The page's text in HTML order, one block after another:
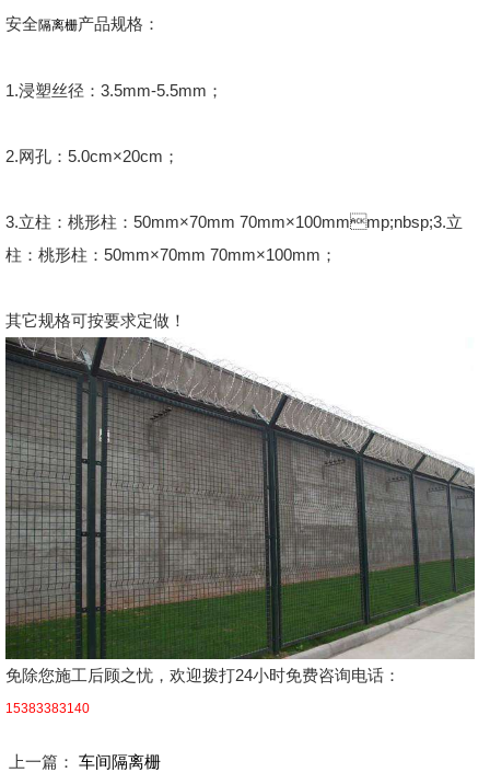
安全隔离栅产品规格：
1.浸塑丝径：3.5mm-5.5mm；
2.网孔：5.0cm×20cm；
3.立柱：桃形柱：50mm×70mm 70mm×100mmmp;nbsp;3.立
柱：桃形柱：50mm×70mm 70mm×100mm；
其它规格可按要求定做！
免除您施工后顾之忧，欢迎拨打24小时免费咨询电话：
15383383140
上一篇：车间隔离栅